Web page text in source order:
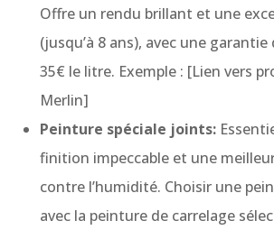
Offre un rendu brillant et une
(jusqu’à 8 ans), avec une garantie
35€ le litre. Exemple : [Lien vers
Merlin]
Peinture spéciale joints:
finition impeccable et une
contre l’humidité. Choisir une
avec la peinture de carrelage